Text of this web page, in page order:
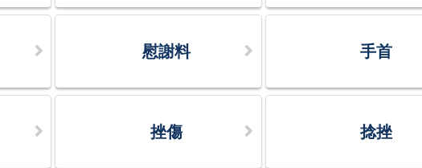
慰謝料 手首
挫傷 捻挫